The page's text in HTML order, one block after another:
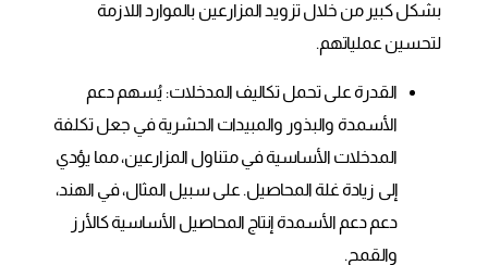
بشكل كبير من خلال تزويد المزارعين بالموارد اللازمة
لتحسين عملياتهم.
القدرة على تحمل تكاليف المدخلات: يُسهم دعم
الأسمدة والبذور والمبيدات الحشرية في جعل تكلفة
المدخلات الأساسية في متناول المزارعين، مما يؤدي
إلى زيادة غلة المحاصيل. على سبيل المثال، في الهند،
دعم دعم الأسمدة إنتاج المحاصيل الأساسية كالأرز
والقمح.